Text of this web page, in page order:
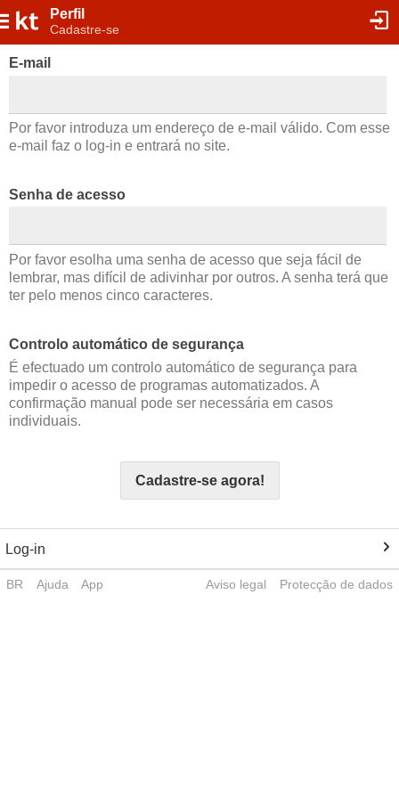
Perfil
Cadastre-se
E-mail
Por favor introduza um endereço de e-mail válido. Com esse
e-mail faz o log-in e entrará no site.
Senha de acesso
Por favor esolha uma senha de acesso que seja fácil de
lembrar, mas difícil de adivinhar por outros. A senha terá que
ter pelo menos cinco caracteres.
Controlo automático de segurança
É efectuado um controlo automático de segurança para
impedir o acesso de programas automatizados. A
confirmação manual pode ser necessária em casos
individuais.
Cadastre-se agora!
Log-in
BR Ajuda App Aviso legal Protecção de dados